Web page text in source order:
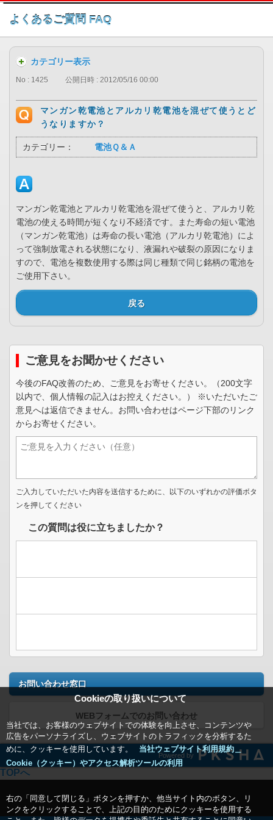
このページの本文へ
よくあるご質問 FAQ
Cookieの取り扱いについて
当社では、お客様のウェブサイトでの体験を向上させ、コンテンツや
広告をパーソナライズし、ウェブサイトのトラフィックを分析するた
めに、クッキーを使用しています。
当社ウェブサイト利用規約＿
Cookie（クッキー）やアクセス解析ツールの利用
右の「同意して閉じる」ボタンを押すか、他当サイト内のボタン、リ
ンクをクリックすることで、上記の目的のためにクッキーを使用する
カテゴリー表示
No : 1425 公開日時 : 2012/05/16 00:00
マンガン乾電池とアルカリ乾電池を混ぜて使うとど
うなりますか？
カテゴリー： 電池Ｑ＆Ａ
マンガン乾電池とアルカリ乾電池を混ぜて使うと、アルカリ乾
電池の使える時間が短くなり不経済です。また寿命の短い電池
（マンガン乾電池）は寿命の長い電池（アルカリ乾電池）によ
って強制放電される状態になり、液漏れや破裂の原因になりま
すので、電池を複数使用する際は同じ種類で同じ銘柄の電池を
ご使用下さい。
戻る
ご意見をお聞かせください
今後のFAQ改善のため、ご意見をお寄せください。（200文字
以内で、個人情報の記入はお控えください。） ※いただいたご
意見へは返信できません。お問い合わせはページ下部のリンク
からお寄せください。
ご入力していただいた内容を送信するために、以下のいずれかの評価ボタ
ンを押してください
この質問は役に立ちましたか？
お問い合わせ窓口
WEBフォームでのお問い合わせ
Powered by
TOPへ